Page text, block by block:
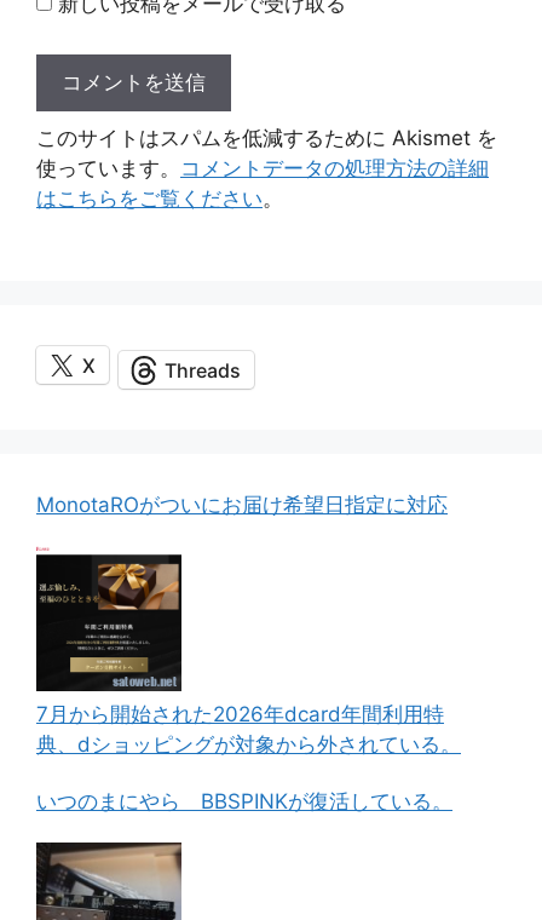
このサイトはスパムを低減するために Akismet を
使っています。 コメントデータの処理方法の詳細
はこちらをご覧ください。
X Threads
MonotaROがついにお届け希望日指定に対応
7月から開始された2026年dcard年間利用特
典、dショッピングが対象から外されている。
いつのまにやら BBSPINKが復活している。